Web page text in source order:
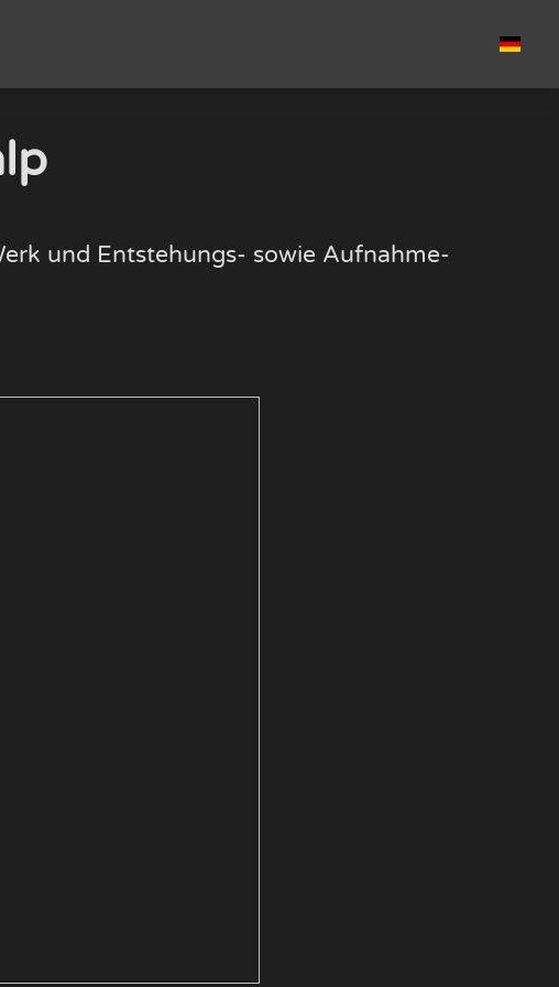
und Entstehungs- sowie Aufnahme-